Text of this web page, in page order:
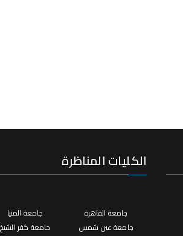
الكليات المناظرة
جامعة القاهرة
جامعة عين شمس
جامعة المنيا
جامعة كفر الشيخ